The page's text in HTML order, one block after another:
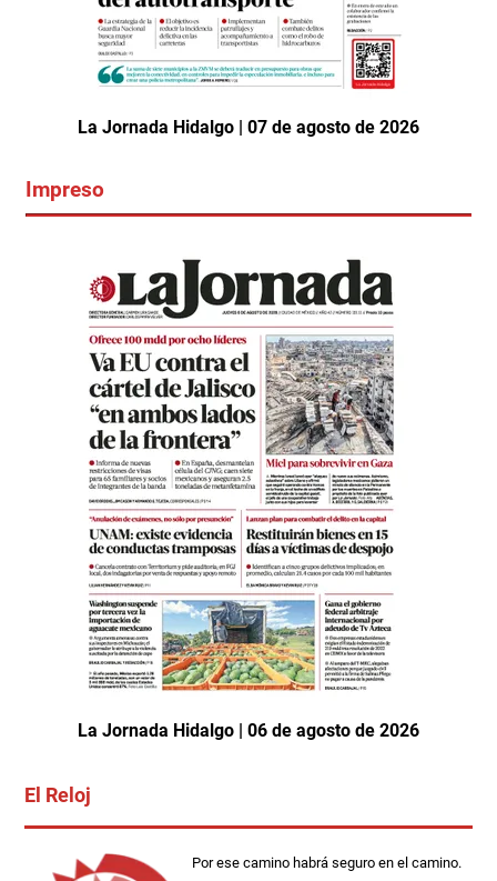
La Jornada Hidalgo | 07 de agosto de 2026
Impreso
La Jornada Hidalgo | 06 de agosto de 2026
El Reloj
Por ese camino habrá seguro en el camino.